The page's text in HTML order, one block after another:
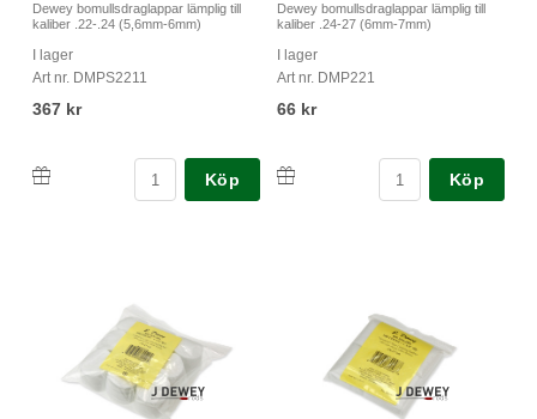
Dewey bomullsdraglappar lämplig till
kaliber .22-.24 (5,6mm-6mm)
I lager
Art nr. DMPS2211
367 kr
Köp
Dewey bomullsdraglappar lämplig till
kaliber .24-27 (6mm-7mm)
I lager
Art nr. DMP221
66 kr
Köp